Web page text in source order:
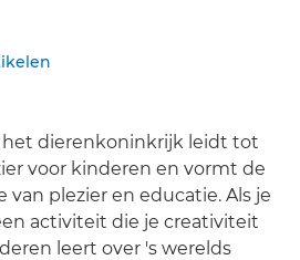
dierenkoninkrijk leidt tot
voor kinderen en vormt de
plezier en educatie. Als je
activiteit die je creativiteit
leert over 's werelds